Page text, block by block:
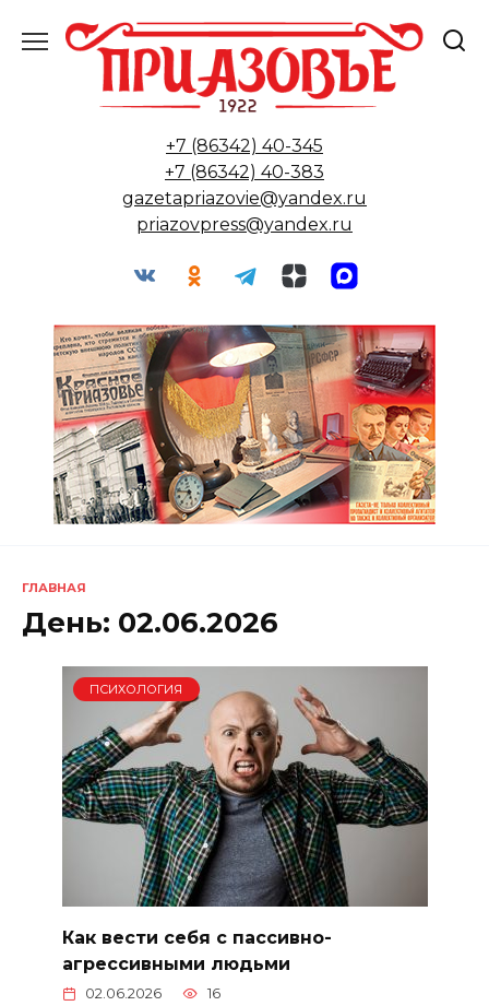
содержанию
+7 (86342) 40-345
+7 (86342) 40-383
gazetapriazovie@yandex.ru
priazovpress@yandex.ru
ГЛАВНАЯ
День: 02.06.2026
ПСИХОЛОГИЯ
Как вести себя с пассивно-
агрессивными людьми
02.06.2026 16